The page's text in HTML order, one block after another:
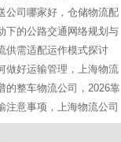
公司哪家好，仓储物流配
更新】
下的公路交通网络规划与
供需适配运作模式探讨
做好运输管理，上海物流
情[今日推荐]
的整车物流公司，2026靠
公司推荐[最新推荐]
注意事项，上海物流公司